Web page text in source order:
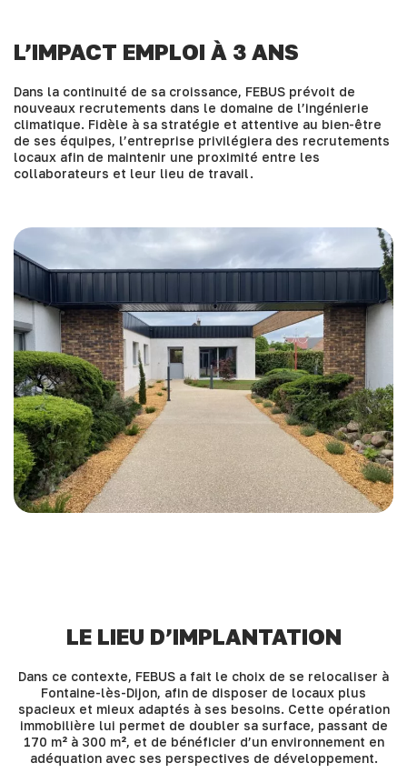
L’IMPACT EMPLOI À 3 ANS
Dans la continuité de sa croissance, FEBUS prévoit de
nouveaux recrutements dans le domaine de l’ingénierie
climatique. Fidèle à sa stratégie et attentive au bien-être
de ses équipes, l’entreprise privilégiera des recrutements
locaux afin de maintenir une proximité entre les
collaborateurs et leur lieu de travail.
LE LIEU D’IMPLANTATION
Dans ce contexte, FEBUS a fait le choix de se relocaliser à
Fontaine-lès-Dijon, afin de disposer de locaux plus
spacieux et mieux adaptés à ses besoins. Cette opération
immobilière lui permet de doubler sa surface, passant de
170 m² à 300 m², et de bénéficier d’un environnement en
adéquation avec ses perspectives de développement.